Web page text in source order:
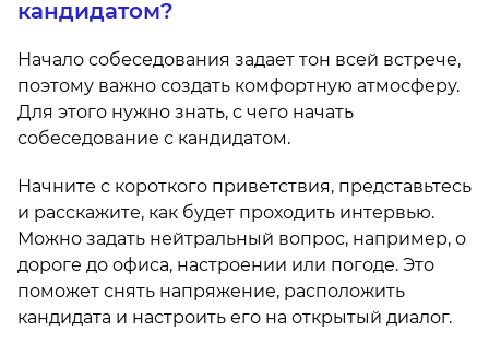
кандидатом?
Начало собеседования задает тон всей встрече,
поэтому важно создать комфортную атмосферу.
Для этого нужно знать, с чего начать
собеседование с кандидатом.
Начните с короткого приветствия, представьтесь
и расскажите, как будет проходить интервью.
Можно задать нейтральный вопрос, например, о
дороге до офиса, настроении или погоде. Это
поможет снять напряжение, расположить
кандидата и настроить его на открытый диалог.